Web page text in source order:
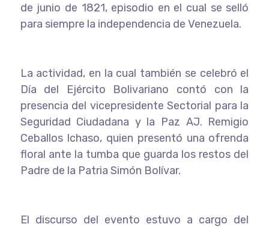
de junio de 1821, episodio en el cual se selló
para siempre la independencia de Venezuela.
La actividad, en la cual también se celebró el
Día del Ejército Bolivariano contó con la
presencia del vicepresidente Sectorial para la
Seguridad Ciudadana y la Paz AJ. Remigio
Ceballos Ichaso, quien presentó una ofrenda
floral ante la tumba que guarda los restos del
Padre de la Patria Simón Bolívar.
El discurso del evento estuvo a cargo del